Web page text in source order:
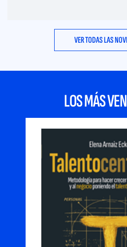
VER TODAS LAS
LOS MÁS